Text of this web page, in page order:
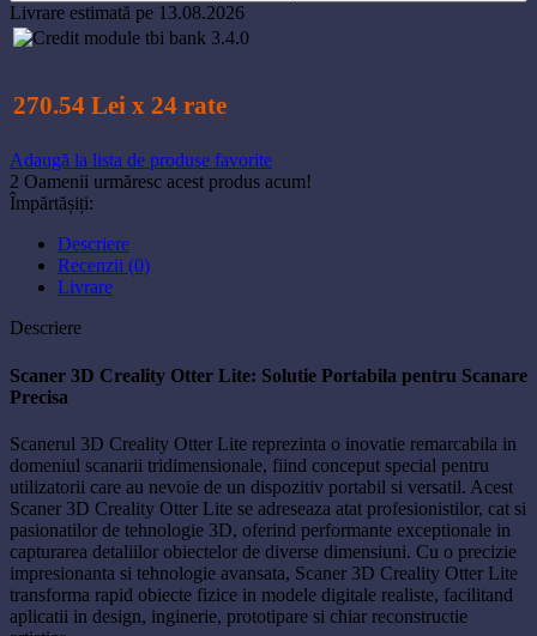
Livrare estimată pe 13.08.2026
270.54 Lei x 24 rate
Adaugă la lista de produse favorite
2 Oamenii urmăresc acest produs acum!
Împărtășiți:
Descriere
Recenzii (0)
Livrare
Descriere
Scaner 3D Creality Otter Lite: Solutie Portabila pentru Scanare
Precisa
Scanerul 3D Creality Otter Lite reprezinta o inovatie remarcabila in
domeniul scanarii tridimensionale, fiind conceput special pentru
utilizatorii care au nevoie de un dispozitiv portabil si versatil. Acest
Scaner 3D Creality Otter Lite se adreseaza atat profesionistilor, cat si
pasionatilor de tehnologie 3D, oferind performante exceptionale in
capturarea detaliilor obiectelor de diverse dimensiuni. Cu o precizie
impresionanta si tehnologie avansata, Scaner 3D Creality Otter Lite
transforma rapid obiecte fizice in modele digitale realiste, facilitand
aplicatii in design, inginerie, prototipare si chiar reconstructie